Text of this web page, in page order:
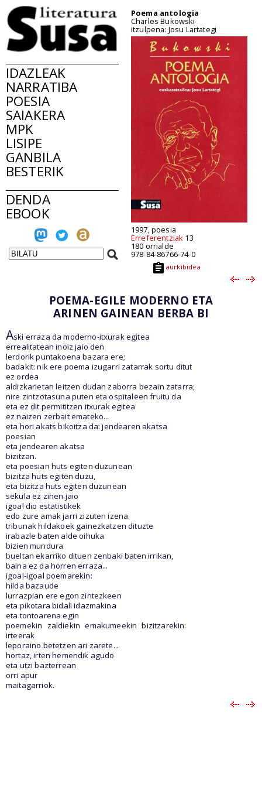
IDAZLEAK
NARRATIBA
POESIA
SAIAKERA
MPK
LISIPE
GANBILA
BESTERIK
DENDA
EBOOK
Poema antologia
Charles Bukowski
itzulpena: Josu Lartategi
1997, poesia
Erreferentziak 13
180 orrialde
978-84-86766-74-0
aurkibidea
POEMA-EGILE MODERNO ETA
ARINEN GAINEAN BERBA BI
Aski erraza da moderno-itxurak egitea
errealitatean inoiz jaio den
lerdorik puntakoena bazara ere;
badakit: nik ere poema izugarri zatarrak sortu ditut
ez ordea
aldizkarietan leitzen dudan zaborra bezain zatarra;
nire zintzotasuna puten eta ospitaleen fruitu da
eta ez dit permititzen itxurak egitea
ez naizen zerbait emateko...
eta hori akats bikoitza da: jendearen akatsa
poesian
eta jendearen akatsa
bizitzan.
eta poesian huts egiten duzunean
bizitza huts egiten duzu,
eta bizitza huts egiten duzunean
sekula ez zinen jaio
igoal dio estatistikek
edo zure amak jarri zizuten izena.
tribunak hildakoek gainezkatzen dituzte
irabazle baten alde oihuka
bizien mundura
bueltan ekarriko dituen zenbaki baten irrikan,
baina ez da horren erraza...
igoal-igoal poemarekin:
hilda bazaude
lurrazpian ere egon zintezkeen
eta pikotara bidali idazmakina
eta tontoarena egin
poemekin
zaldiekin emakumeekin bizitzarekin:
irteerak
leporaino betetzen ari zarete...
hortaz, irten hemendik agudo
eta utzi bazterrean
orri apur
maitagarriok.